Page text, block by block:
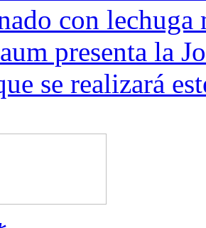
con lechuga
presenta la
se realizará